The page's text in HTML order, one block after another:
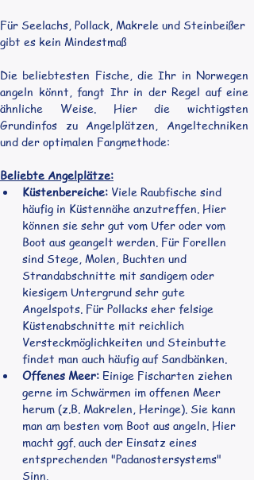
Für Seelachs, Pollack, Makrele und Steinbeißer
gibt es kein Mindestmaß
Die beliebtesten Fische, die Ihr in Norwegen
angeln könnt, fangt Ihr in der Regel auf eine
ähnliche Weise. Hier die wichtigsten
Grundinfos zu Angelplätzen, Angeltechniken
und der optimalen Fangmethode:
Beliebte Angelplätze:
Küstenbereiche: Viele Raubfische sind
häufig in Küstennähe anzutreffen. Hier
können sie sehr gut vom Ufer oder vom
Boot aus geangelt werden. Für Forellen
sind Stege, Molen, Buchten und
Strandabschnitte mit sandigem oder
kiesigem Untergrund sehr gute
Angelspots. Für Pollacks eher felsige
Küstenabschnitte mit reichlich
Versteckmöglichkeiten und Steinbutte
findet man auch häufig auf Sandbänken.
Offenes Meer: Einige Fischarten ziehen
gerne im Schwärmen im offenen Meer
herum (z.B. Makrelen, Heringe). Sie kann
man am besten vom Boot aus angeln. Hier
macht ggf. auch der Einsatz eines
entsprechenden "Padanostersystems"
Sinn.